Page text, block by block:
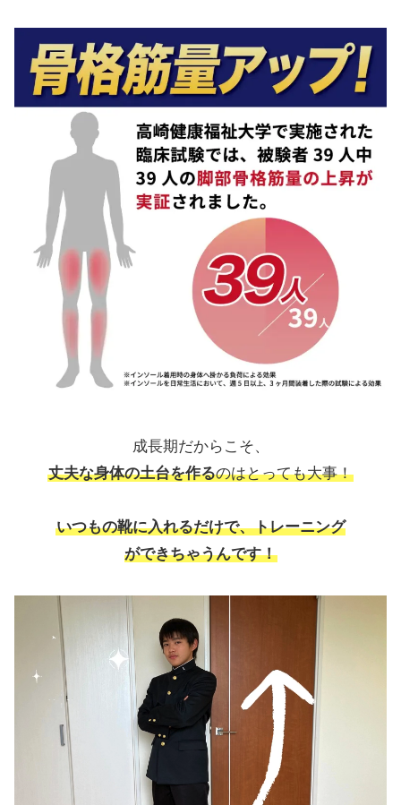
成長期だからこそ、
丈夫な身体の土台を作るのはとっても大事！
いつもの靴に入れるだけで、トレーニング
ができちゃうんです！